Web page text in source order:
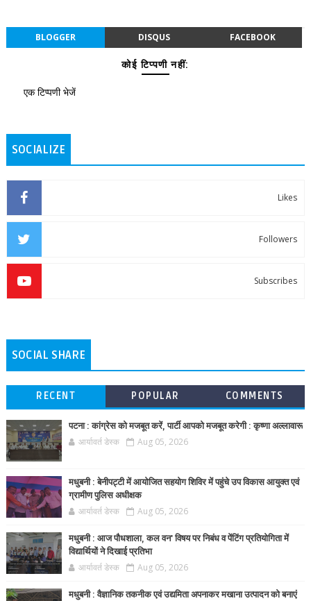
BLOGGER DISQUS FACEBOOK
कोई टिप्पणी नहीं:
एक टिप्पणी भेजें
SOCIALIZE
Likes
Followers
Subscribes
SOCIAL SHARE
RECENT POPULAR COMMENTS
पटना : कांग्रेस को मजबूत करें, पार्टी आपको मजबूत करेगी : कृष्णा अल्लावारू
आर्यावर्त डेस्क Aug 05, 2026
मधुबनी : बेनीपट्टी में आयोजित सहयोग शिविर में पहुंचे उप विकास आयुक्त एवं
ग्रामीण पुलिस अधीक्षक
आर्यावर्त डेस्क Aug 05, 2026
मधुबनी : आज पौधशाला, कल वन' विषय पर निबंध व पेंटिंग प्रतियोगिता में
विद्यार्थियों ने दिखाई प्रतिभा
आर्यावर्त डेस्क Aug 05, 2026
मधुबनी : वैज्ञानिक तकनीक एवं उद्यमिता अपनाकर मखाना उत्पादन को बनाएं